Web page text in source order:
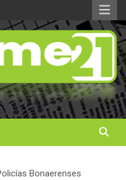
Bonaerenses